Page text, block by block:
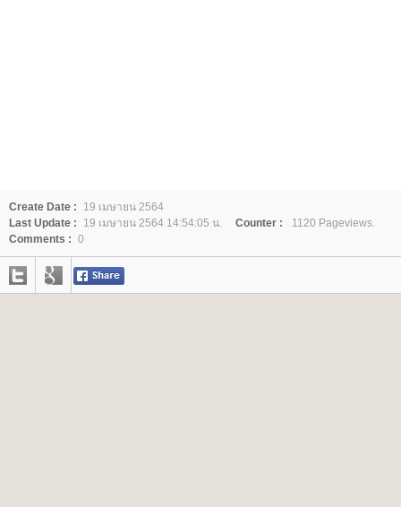
Create Date :
19 เมษายน 2564
Last Update :
19 เมษายน 2564 14:54:05 น. Counter :
1120 Pageviews.
Comments : 0